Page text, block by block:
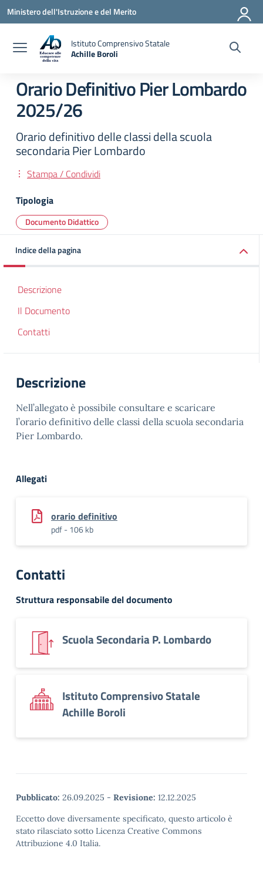
Vai ai contenuti
Vai al menu di navigazione
Vai al footer
Ministero dell'Istruzione e del Merito
Istituto Comprensivo Statale
Achille Boroli
Orario Definitivo Pier Lombardo
2025/26
Orario definitivo delle classi della scuola
secondaria Pier Lombardo
Stampa / Condividi
Tipologia
Documento Didattico
Indice della pagina
Descrizione
Il Documento
Contatti
Descrizione
Nell’allegato è possibile consultare e scaricare
l’orario definitivo delle classi della scuola secondaria
Pier Lombardo.
Allegati
orario definitivo
pdf - 106 kb
Contatti
Struttura responsabile del documento
Scuola Secondaria P. Lombardo
Istituto Comprensivo Statale
Achille Boroli
Pubblicato: 26.09.2025 - Revisione: 12.12.2025
Eccetto dove diversamente specificato, questo articolo è
stato rilasciato sotto Licenza Creative Commons
Attribuzione 4.0 Italia.